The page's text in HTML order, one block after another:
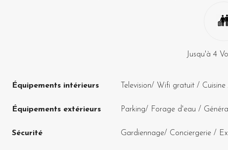
Jusqu'à 4
Équipements intérieurs Television/ Wifi gratuit / Cuisine
Équipements extérieurs Parking/ Forage d'eau /
Sécurité Gardiennage/ Conciergerie /